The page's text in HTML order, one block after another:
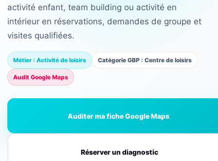
activité enfant, team building ou activité en
intérieur en réservations, demandes de groupe et
visites qualifiées.
Métier : Activité de loisirs Catégorie GBP : Centre de loisirs
Audit Google Maps
Auditer ma fiche Google Maps
Réserver un diagnostic